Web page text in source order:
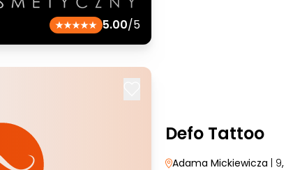
5.00/5
Defo Tattoo
Adama Mickiewicza | 9